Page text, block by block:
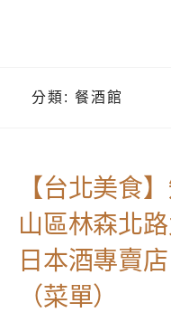
分類: 餐酒館
【台北美食
山區林森北
日本酒專賣
（菜單）